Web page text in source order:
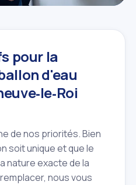
pour la
d'eau
de nos priorités. Bien
soit unique et que le
nature exacte de la
nous vous